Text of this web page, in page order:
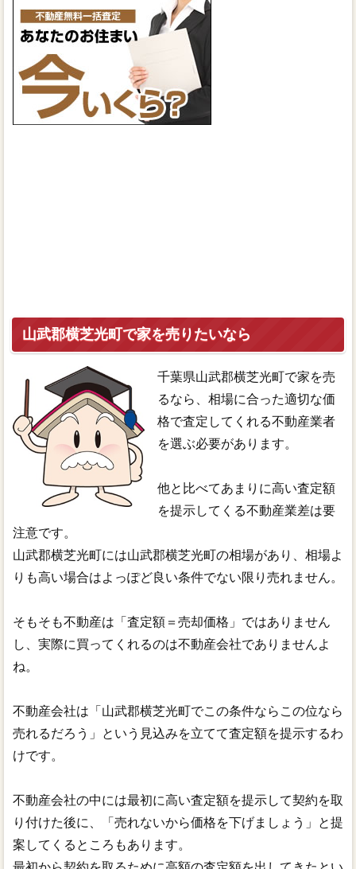
山武郡横芝光町で家を売りたいなら
千葉県山武郡横芝光町で家を売
るなら、相場に合った適切な価
格で査定してくれる不動産業者
を選ぶ必要があります。
他と比べてあまりに高い査定額
を提示してくる不動産業差は要
注意です。
山武郡横芝光町には山武郡横芝光町の相場があり、相場よ
りも高い場合はよっぽど良い条件でない限り売れません。
そもそも不動産は「査定額＝売却価格」ではありません
し、実際に買ってくれるのは不動産会社でありませんよ
ね。
不動産会社は「山武郡横芝光町でこの条件ならこの位なら
売れるだろう」という見込みを立てて査定額を提示するわ
けです。
不動産会社の中には最初に高い査定額を提示して契約を取
り付けた後に、「売れないから価格を下げましょう」と提
案してくるところもあります。